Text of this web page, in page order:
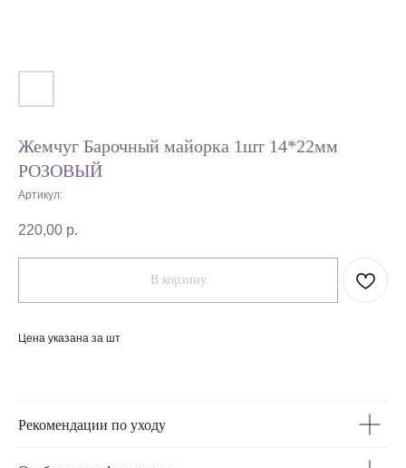
Жемчуг Барочный майорка 1шт 14*22мм
РОЗОВЫЙ
Артикул:
220,00 р.
В корзину
Цена указана за шт
Рекомендации по уходу